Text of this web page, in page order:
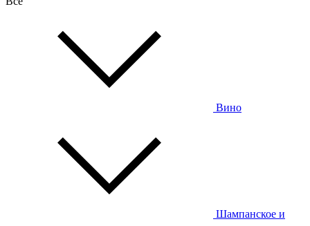
Вино
Шампанское и